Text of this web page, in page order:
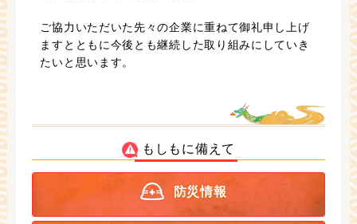
ご協力いただいた先々の企業に重ねて御礼申し上げ
ますとともに今後とも継続した取り組みにしていき
たいと思います。
もしもに備えて
防災情報